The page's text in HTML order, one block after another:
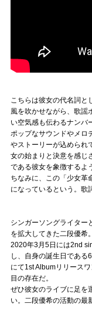
こちらは彼女の代名詞と
風を吹かせながら、歌謡
い空気感も伝わるナンバ
ポップなサウンドやメロ
やストーリーが込められ
女の始まりと決意を感じ
である彼女を象徴するよ
ちなみに、この「少女革
になっているという。歌
シンガーソングライター
を拡大してきた二段優希。
2020年3月5日には2nd
し、自身の誕生日であ
にて1st Albumリリース
目の存在だ。
ぜひ彼女のライブに足を
い。二段優希の活動の最